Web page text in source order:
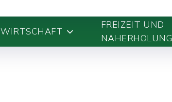
WIRTSCHAFT
FREIZEIT UND
NAHERHOLUNG